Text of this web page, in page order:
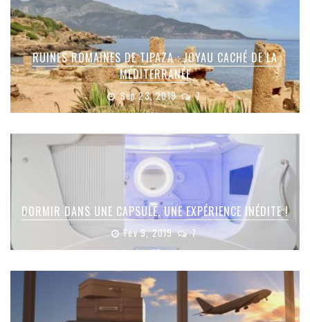
RUINES ROMAINES DE TIPAZA : JOYAU CACHÉ DE LA
MÉDITERRANÉE
Sep 23, 2019 7
DORMIR DANS UNE CAPSULE, UNE EXPÉRIENCE INÉDITE !
Fév 9, 2019 7